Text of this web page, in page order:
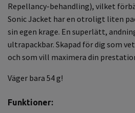
Repellancy-behandling), vilket
Sonic Jacket har en otroligt liten
sin egen krage. En superlätt,
ultrapackbar. Skapad för dig som
och som vill maximera din
Väger bara 54 g!
Funktioner: